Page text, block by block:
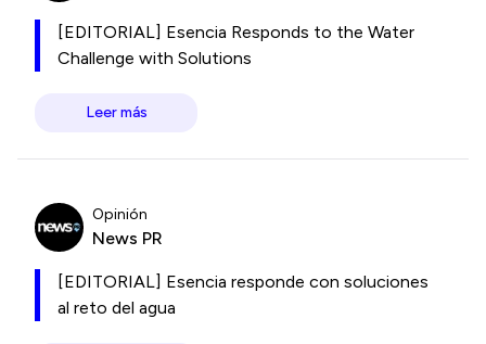
[EDITORIAL] Esencia Responds to the Water
Challenge with Solutions
Leer más
Opinión
News PR
[EDITORIAL] Esencia responde con soluciones
al reto del agua